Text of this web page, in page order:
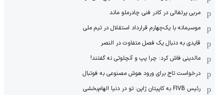
مربی پرتغالی در کادر فنی چادرملو ماند
موسیمانه با یک‌چهارم قرارداد استقلال در تیم ملی
قایدی به دنبال یک فصل متفاوت در النصر
مالدینی فاش کرد: چرا پپ و آنچلوتی نه گفتند!
درخواست تاج برای ورود هوش مصنوعی به فوتبال
رئیس FIVB به کاپیتان ژاپن: تو در دنیا الهام‌بخشی